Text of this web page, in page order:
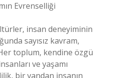
Evrenselliği
insan deneyiminin
sayısız kavram,
toplum, kendine özgü
ve yaşamı
bir yandan insanın